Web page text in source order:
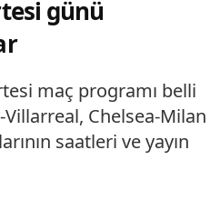
günü
maç programı belli
Chelsea-Milan
saatleri ve yayın